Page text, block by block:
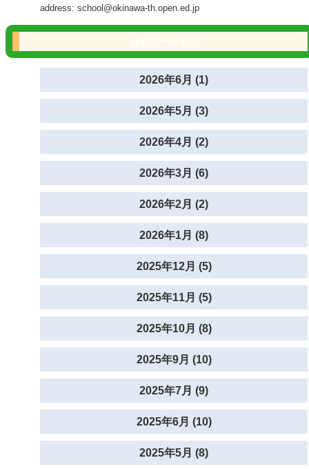
address: school@okinawa-th.open.ed.jp
2026年6月 (1)
2026年5月 (3)
2026年4月 (2)
2026年3月 (6)
2026年2月 (2)
2026年1月 (8)
2025年12月 (5)
2025年11月 (5)
2025年10月 (8)
2025年9月 (10)
2025年7月 (9)
2025年6月 (10)
2025年5月 (8)